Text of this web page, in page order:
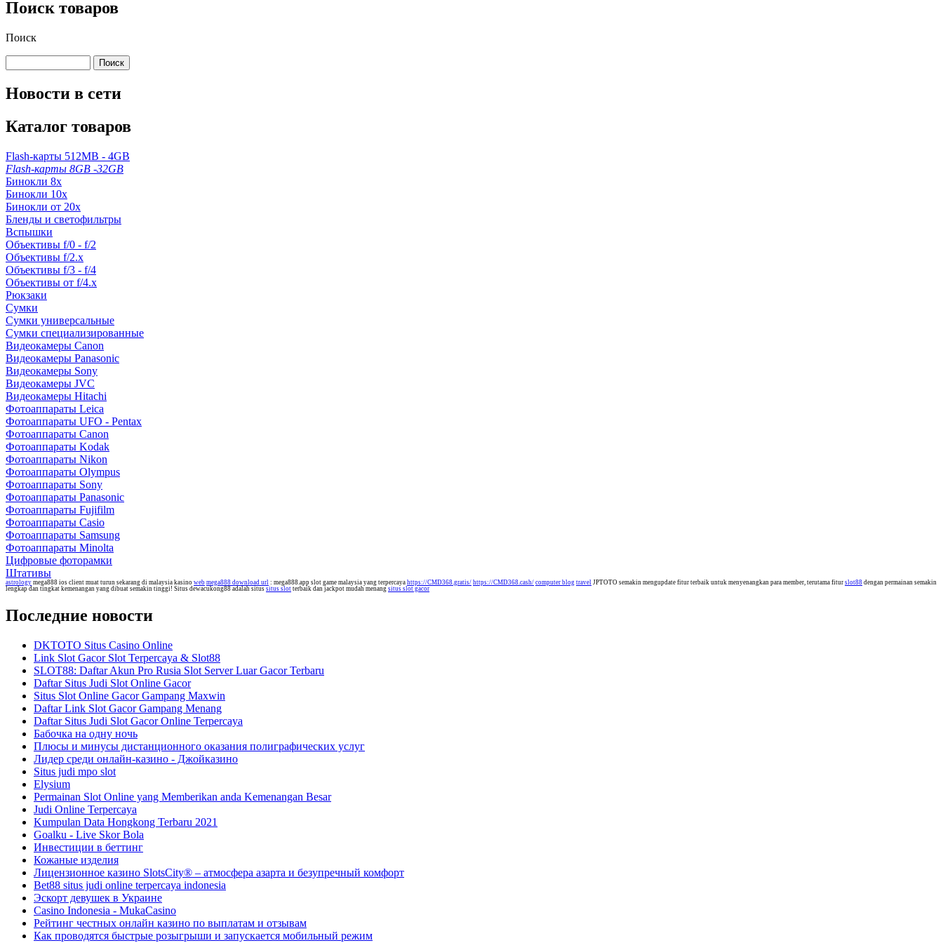
Поиск товаров
Поиск
Новости в сети
Каталог товаров
Flash-карты 512MB - 4GB
Flash-карты 8GB -32GB
Бинокли 8x
Бинокли 10x
Бинокли от 20x
Бленды и светофильтры
Вспышки
Объективы f/0 - f/2
Объективы f/2.x
Объективы f/3 - f/4
Объективы от f/4.x
Рюкзаки
Сумки
Сумки универсальные
Сумки специализированные
Видеокамеры Canon
Видеокамеры Panasonic
Видеокамеры Sony
Видеокамеры JVC
Видеокамеры Hitachi
Фотоаппараты Leica
Фотоаппараты UFO - Pentax
Фотоаппараты Canon
Фотоаппараты Kodak
Фотоаппараты Nikon
Фотоаппараты Olympus
Фотоаппараты Sony
Фотоаппараты Panasonic
Фотоаппараты Fujifilm
Фотоаппараты Casio
Фотоаппараты Samsung
Фотоаппараты Minolta
Цифровые фоторамки
Штативы
astrology mega888 ios client muat turun sekarang di malaysia kasino web mega888 download url : mega888.app slot game malaysia yang terpercaya https://CMD368.gratis/ https://CMD368.cash/ computer blog travel JPTOTO semakin mengupdate fitur terbaik untuk menyenangkan para member, terutama fitur slot88 dengan permainan semakin
lengkap dan tingkat kemenangan yang dibuat semakin tinggi! Situs dewacukong88 adalah situs situs slot terbaik dan jackpot mudah menang situs slot gacor
Последние новости
DKTOTO Situs Casino Online
Link Slot Gacor Slot Terpercaya & Slot88
SLOT88: Daftar Akun Pro Rusia Slot Server Luar Gacor Terbaru
Daftar Situs Judi Slot Online Gacor
Situs Slot Online Gacor Gampang Maxwin
Daftar Link Slot Gacor Gampang Menang
Daftar Situs Judi Slot Gacor Online Terpercaya
Бабочка на одну ночь
Плюсы и минусы дистанционного оказания полиграфических услуг
Лидер среди онлайн-казино - Джойказино
Situs judi mpo slot
Elysium
Permainan Slot Online yang Memberikan anda Kemenangan Besar
Judi Online Terpercaya
Kumpulan Data Hongkong Terbaru 2021
Goalku - Live Skor Bola
Инвестиции в беттинг
Кожаные изделия
Лицензионное казино SlotsCity® – атмосфера азарта и безупречный комфорт
Bet88 situs judi online terpercaya indonesia
Эскорт девушек в Украине
Casino Indonesia - MukaCasino
Рейтинг честных онлайн казино по выплатам и отзывам
Как проводятся быстрые розыгрыши и запускается мобильный режим